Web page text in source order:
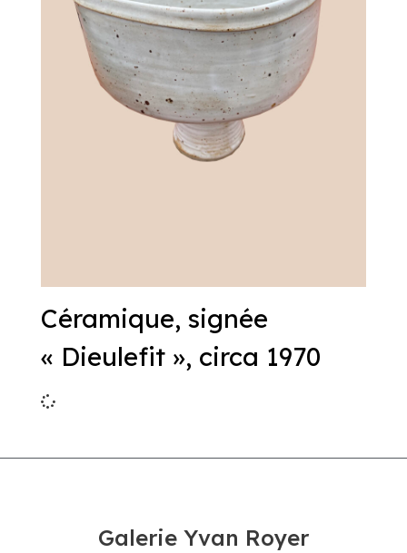
Céramique, signée
« Dieulefit », circa 1970
Galerie Yvan Royer